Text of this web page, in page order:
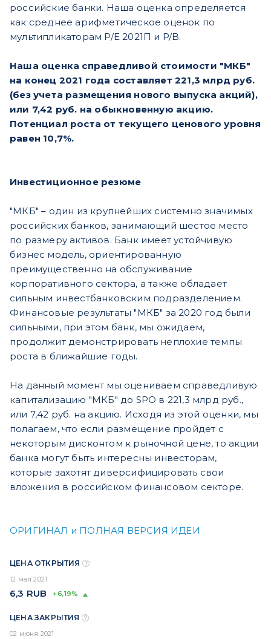
российские банки. Наша оценка определяется
как среднее арифметическое оценок по
мультипликаторам P/E 2021П и P/B.
Наша оценка справедливой стоимости "МКБ"
на конец 2021 года составляет 221,3 млрд руб.
(без учета размещения нового выпуска акций),
или 7,42 руб. на обыкновенную акцию.
Потенциал роста от текущего ценового уровня
равен 10,7%.
Инвестиционное резюме
"МКБ" – один из крупнейших системно значимых
российских банков, занимающий шестое место
по размеру активов. Банк имеет устойчивую
бизнес модель, ориентированную
преимущественно на обслуживание
корпоративного сектора, а также обладает
сильным инвестбанковским подразделением.
Финансовые результаты "МКБ" за 2020 год были
сильными, при этом банк, мы ожидаем,
продолжит демонстрировать неплохие темпы
роста в ближайшие годы.
На данный момент мы оцениваем справедливую
капитализацию "МКБ" до SPO в 221,3 млрд руб.,
или 7,42 руб. на акцию. Исходя из этой оценки, мы
полагаем, что если размещение пройдет с
некоторым дисконтом к рыночной цене, то акции
банка могут быть интересны инвесторам,
которые захотят диверсифицировать свои
вложения в российском финансовом секторе.
ОРИГИНАЛ и ПОЛНАЯ ВЕРСИЯ ИДЕИ
ЦЕНА ОТКРЫТИЯ
12 мая 2021
6,3 RUB +6,19%
ЦЕНА ЗАКРЫТИЯ
02 июня 2021